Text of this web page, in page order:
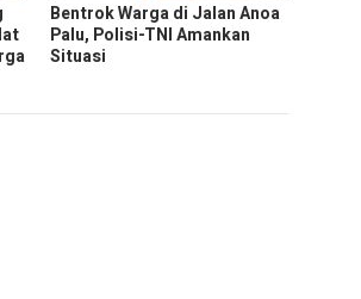
Bentrok Warga di Jalan Anoa
Palu, Polisi-TNI Amankan
Situasi